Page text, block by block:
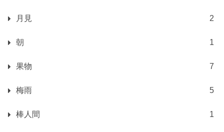
月見 2
朝 1
果物 7
梅雨 5
棒人間 1